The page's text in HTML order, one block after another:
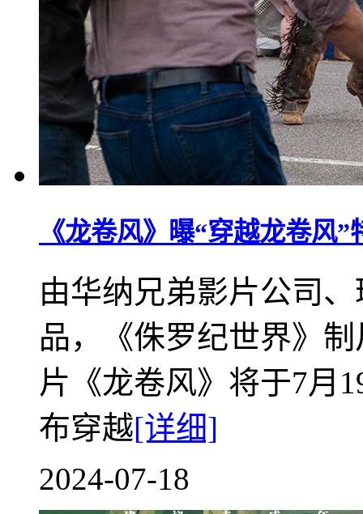
《龙卷风》曝“穿越龙卷风
由华纳兄弟影片公司
品，《侏罗纪世界》
片《龙卷风》将于7月
布穿越[详细]
2024-07-18